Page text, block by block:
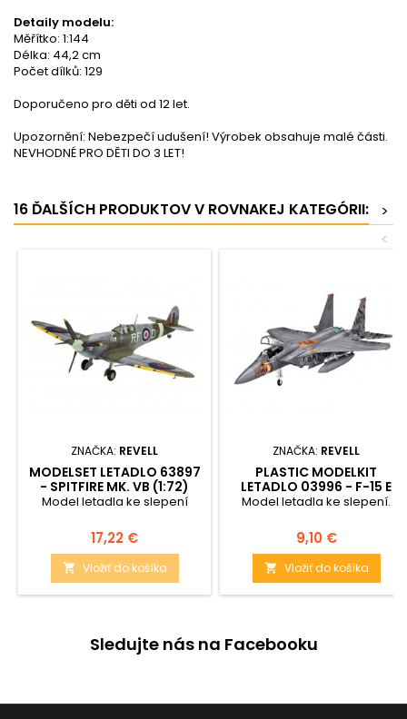
Detaily modelu:
Měřítko: 1:144
Délka: 44,2 cm
Počet dílků: 129
Doporučeno pro děti od 12 let.
Upozornění: Nebezpečí udušení! Výrobek obsahuje malé části.
NEVHODNÉ PRO DĚTI DO 3 LET!
16 ĎALŠÍCH PRODUKTOV V ROVNAKEJ KATEGÓRII:
>
<
ZNAČKA: REVELL
MODELSET LETADLO 63897
- SPITFIRE MK. VB (1:72)
Model letadla ke slepení
Cena
17,22 €
 Vložiť do košíka
ZNAČKA: REVELL
PLASTIC MODELKIT
LETADLO 03996 - F-15 E
EAGLE (1:144)
Model letadla ke slepení.
Cena
9,10 €
 Vložiť do košíka
Sledujte nás na Facebooku